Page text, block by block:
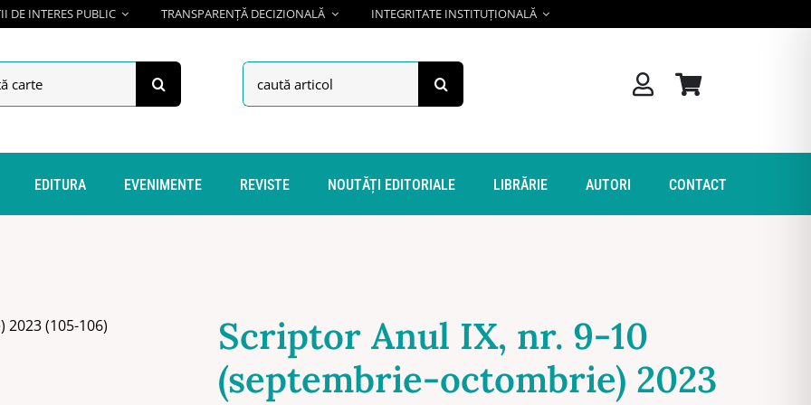
DE INTERES PUBLIC TRANSPARENȚĂ DECIZIONALĂ INTEGRITATE INSTITUȚIONALĂ
Search
for:
EDITURA EVENIMENTE REVISTE NOUTĂȚI EDITORIALE LIBRĂRIE AUTORI CONTACT
Scriptor Anul IX, nr. 9-10
(septembrie-octombrie) 2023